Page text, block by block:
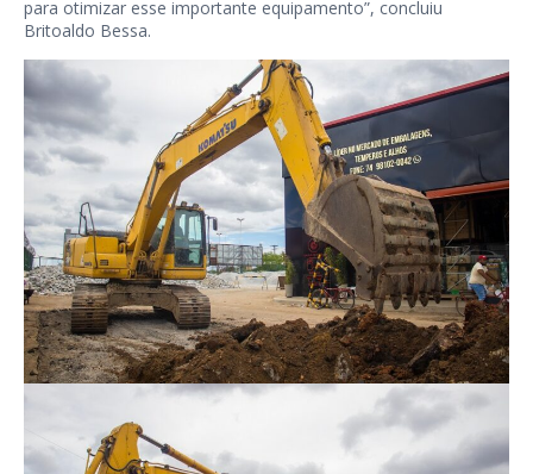
para otimizar esse importante equipamento”, concluiu
Britoaldo Bessa.